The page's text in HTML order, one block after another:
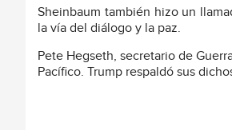
Sheinbaum también hizo un
la vía del diálogo y la paz.
Pete Hegseth, secretario de
Pacífico. Trump respaldó sus